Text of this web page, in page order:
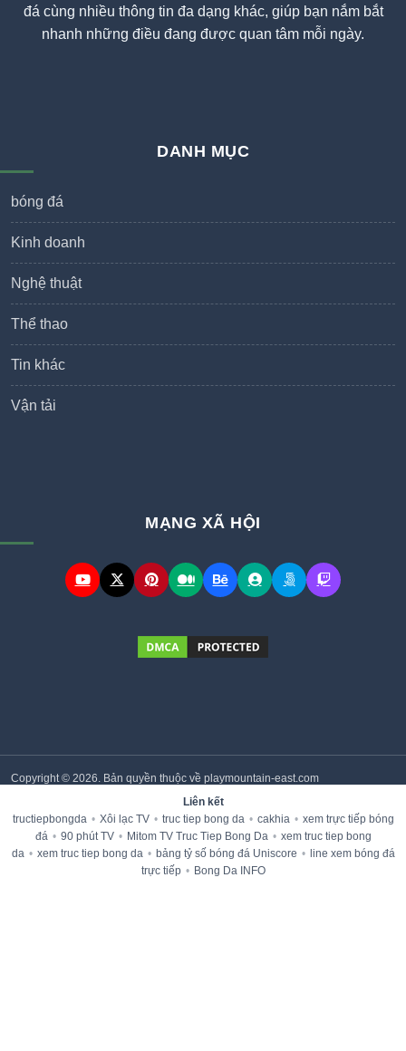
đá cùng nhiều thông tin đa dạng khác, giúp bạn nắm bắt
nhanh những điều đang được quan tâm mỗi ngày.
DANH MỤC
bóng đá
Kinh doanh
Nghệ thuật
Thể thao
Tin khác
Vận tải
MẠNG XÃ HỘI
Copyright © 2026. Bản quyền thuộc về playmountain-east.com
Liên kết
tructiepbongda • Xôi lạc TV • truc tiep bong da • cakhia • xem trực tiếp bóng
đá • 90 phút TV • Mitom TV Truc Tiep Bong Da • xem truc tiep bong
da • xem truc tiep bong da • bảng tỷ số bóng đá Uniscore • line xem bóng đá
trực tiếp • Bong Da INFO